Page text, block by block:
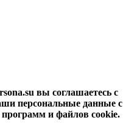
вы соглашаетесь с
персональные данные с
программ и файлов cookie.